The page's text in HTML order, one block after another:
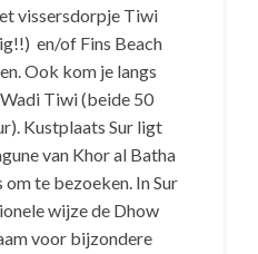
vissersdorpje Tiwi
en/of Fins Beach
Ook kom je langs
Tiwi (beide 50
Kustplaats Sur ligt
van Khor al Batha
om te bezoeken. In Sur
wijze de Dhow
voor bijzondere